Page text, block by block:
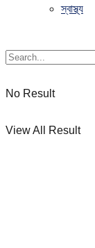
স্বাস্থ্য
No Result
View All Result